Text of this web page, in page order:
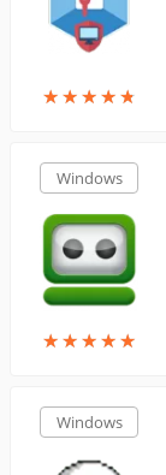
★★★★★
★★★★★
Windows
★★★★★
★★★★★
Windows